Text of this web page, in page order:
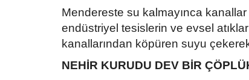
Mendereste su kalmayınca kanallar
endüstriyel tesislerin ve evsel
kanallarından köpüren suyu
NEHİR KURUDU DEV BİR